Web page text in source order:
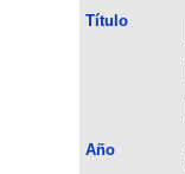
Título
Año